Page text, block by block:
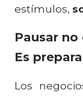
estímulos,
Pausar
Es
Los